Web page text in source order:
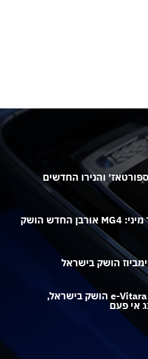
והנירו החדשים
משפחתית במחיר של סופר מיני: MG4 אורבן החדש הושק
הושק בישראל
מרים את השאלטר: סוזוקי e-Vitara הושק בישראל,
אי פעם